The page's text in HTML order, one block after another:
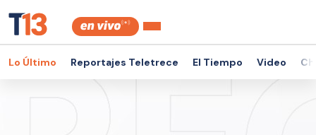
Lo Último Reportajes Teletrece El Tiempo Video